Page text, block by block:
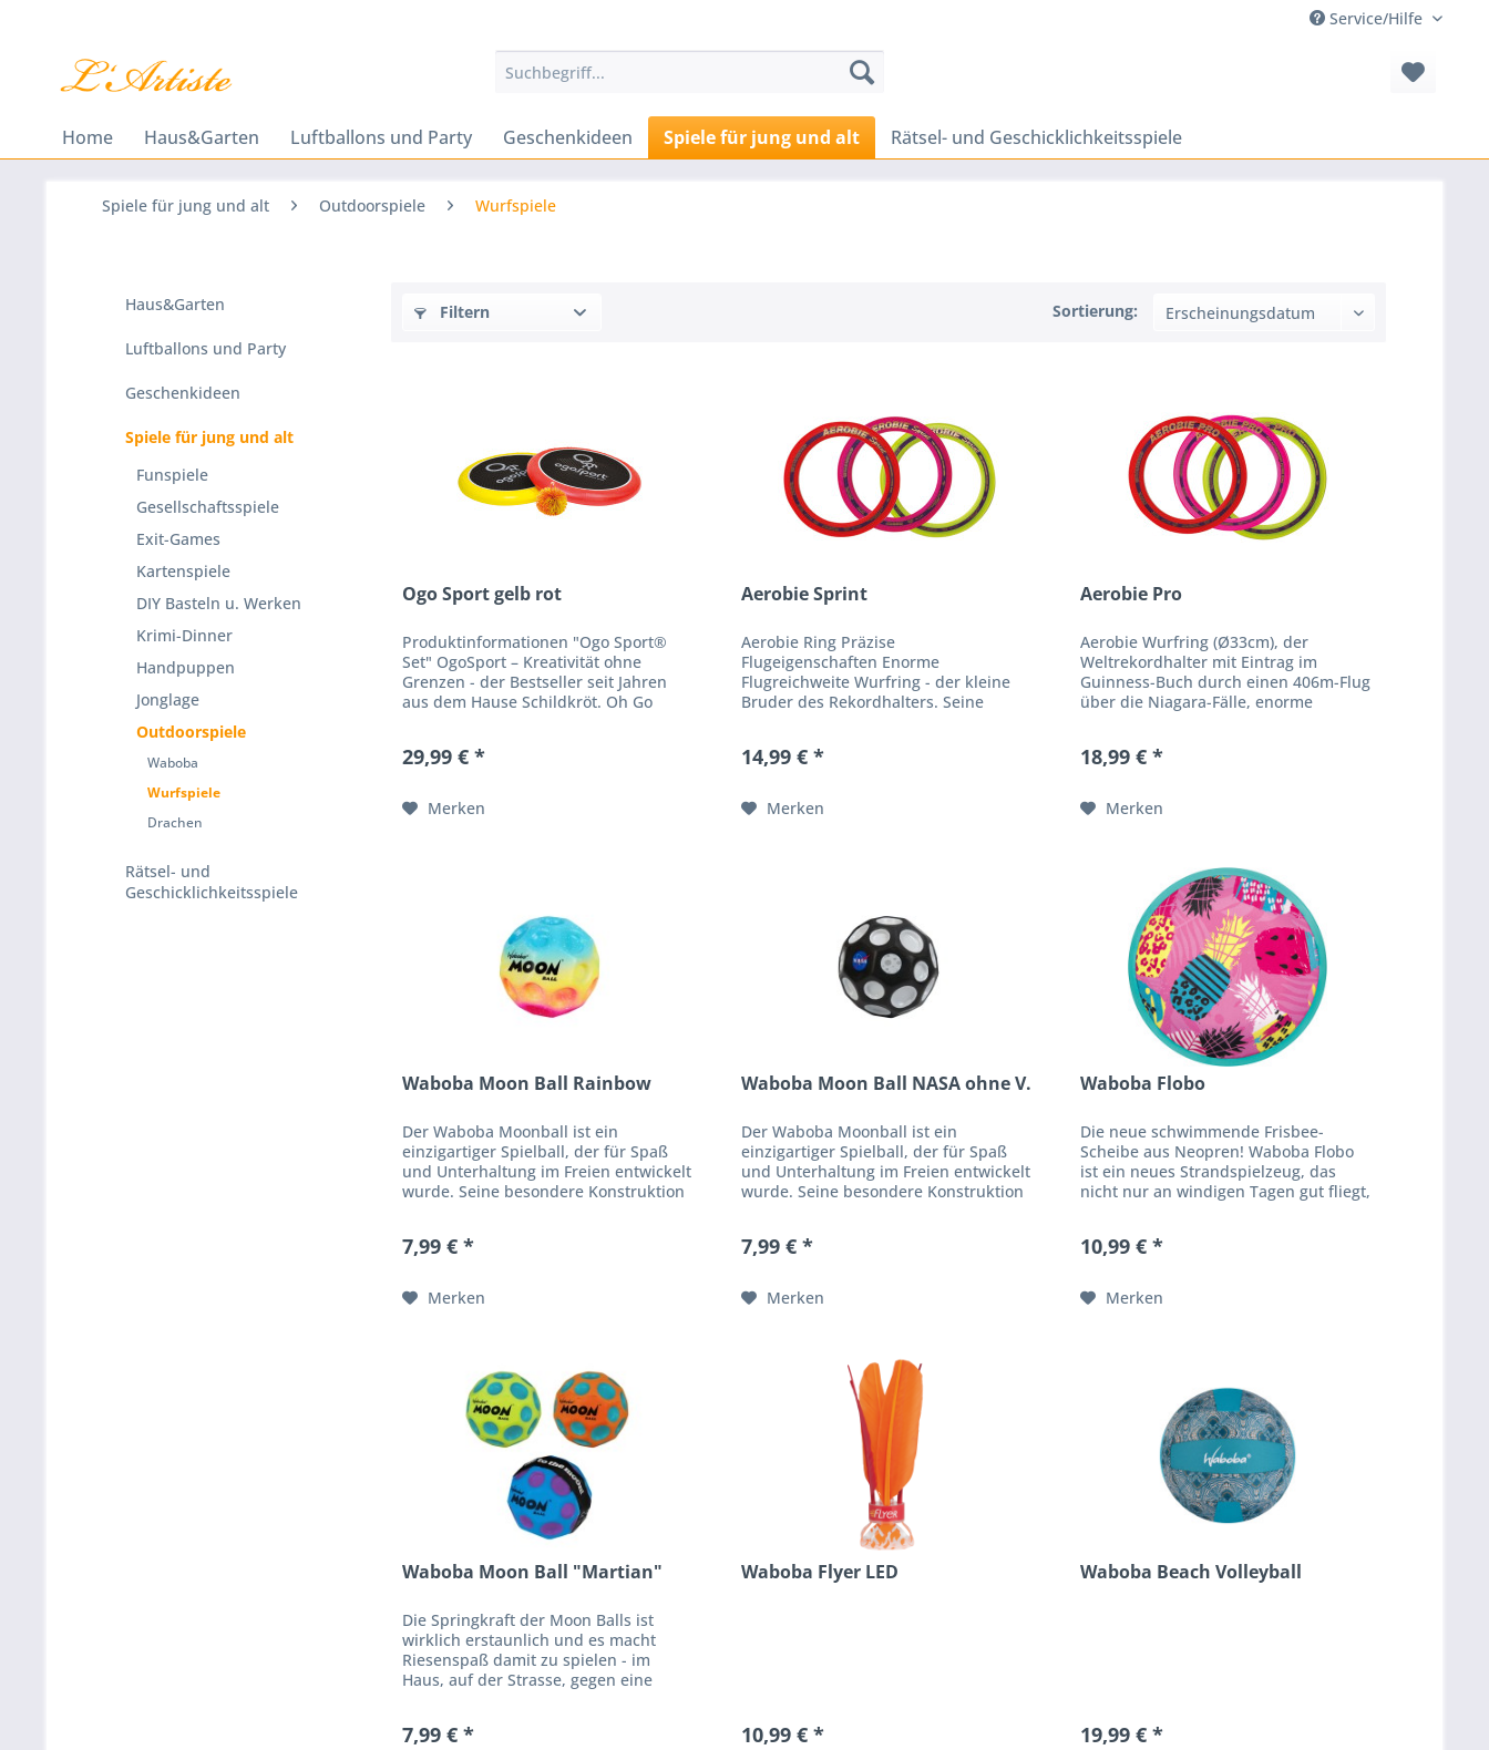
Service/Hilfe
Home Haus&Garten Luftballons und Party Geschenkideen Spiele für jung und alt Rätsel- und Geschicklichkeitsspiele
Spiele für jung und alt Outdoorspiele Wurfspiele
Haus&Garten
Luftballons und Party
Geschenkideen
Spiele für jung und alt
Funspiele
Gesellschaftsspiele
Exit-Games
Kartenspiele
DIY Basteln u. Werken
Krimi-Dinner
Handpuppen
Jonglage
Outdoorspiele
Waboba
Wurfspiele
Drachen
Rätsel- und
Geschicklichkeitsspiele
Filtern Sortierung:
Ogo Sport gelb rot
Produktinformationen "Ogo Sport®
Set" OgoSport – Kreativität ohne
Grenzen - der Bestseller seit Jahren
aus dem Hause Schildkröt. Oh Go
29,99 € *
Merken
Aerobie Sprint
Aerobie Ring Präzise
Flugeigenschaften Enorme
Flugreichweite Wurfring - der kleine
Bruder des Rekordhalters. Seine
Jeder...
14,99 € *
Merken
Aerobie Pro
Aerobie Wurfring (Ø33cm), der
Weltrekordhalter mit Eintrag im
Guinness-Buch durch einen 406m-Flug
über die Niagara-Fälle, enorme
18,99 € *
Merken
Waboba Moon Ball Rainbow
Der Waboba Moonball ist ein
einzigartiger Spielball, der für Spaß
und Unterhaltung im Freien entwickelt
wurde. Seine besondere Konstruktion
7,99 € *
Merken
Waboba Moon Ball NASA ohne V.
Der Waboba Moonball ist ein
einzigartiger Spielball, der für Spaß
und Unterhaltung im Freien entwickelt
wurde. Seine besondere Konstruktion
7,99 € *
Merken
Waboba Flobo
Die neue schwimmende Frisbee-
Scheibe aus Neopren! Waboba Flobo
ist ein neues Strandspielzeug, das
nicht nur an windigen Tagen gut fliegt,
Achtung!...
10,99 € *
Merken
Waboba Moon Ball "Martian"
Die Springkraft der Moon Balls ist
wirklich erstaunlich und es macht
Riesenspaß damit zu spielen - im
Haus, auf der Strasse, gegen eine
7,99 € *
Waboba Flyer LED
10,99 € *
Waboba Beach Volleyball
19,99 € *